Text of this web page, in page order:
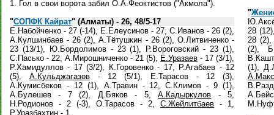
1. Гол в свои ворота забил О.А.Феоктистов ("Акмола").
"СОПФК Кайрат" (Алматы) - 26, 48/5-17
Е.Набойченко - 27 (-14), Е.Елеусинов - 27, С.Иванов - 26 (2),
А.Кулшинбаев - 26 (2), А.Тётушкин - 26 (2), О.Литвиненко -
23 (13/1), Ю.Бордолимов - 23 (1), Р.Вороговский - 23 (1),
С.Пасько - 22, А.Мирошниченко - 21 (5), Е.Уразаев - 17 (3/1),
Р.Хамидуллов - 17 (3/2), К.Горовенко - 17, Р.Агабаев - 12
(5), А.Кульджагазов- 12 (5/1), Е.Тарасов - 12 (3),
А.Кумисбеков - 12 (1), А.Травин - 12, С.Климов - 9 (1),
А.Булешев - 7 (2), Д.Бяков - 5,А.Кадыркулов - 5,
Н.Родионов - 2 (-3), О.Тарасов - 2, С.Жейлитбаев - 1,
Р.Уразбахтин - 1.
"
28
28
(2),
(1),